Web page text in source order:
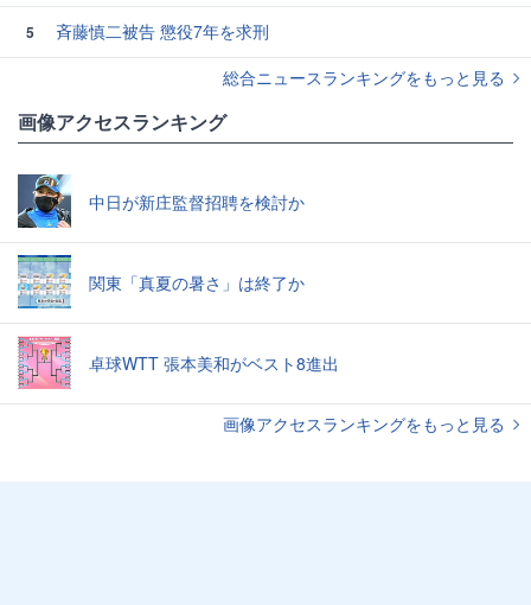
5
斉藤慎二被告 懲役7年を求刑
総合ニュースランキングをもっと見る
画像アクセスランキング
中日が新庄監督招聘を検討か
関東「真夏の暑さ」は終了か
卓球WTT 張本美和がベスト8進出
画像アクセスランキングをもっと見る